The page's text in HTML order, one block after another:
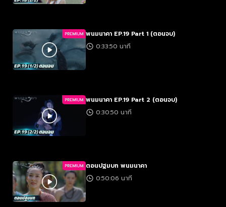
PREMIUM พนมนาคา EP.19 Part 1 (ตอนจบ)
0:33:50 นาที
PREMIUM พนมนาคา EP.19 Part 2 (ตอนจบ)
0:30:50 นาที
PREMIUM ตอนปฐมบท พนมนาคา
0:50:06 นาที